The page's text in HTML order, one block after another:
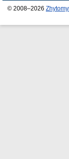
© 2008–2026